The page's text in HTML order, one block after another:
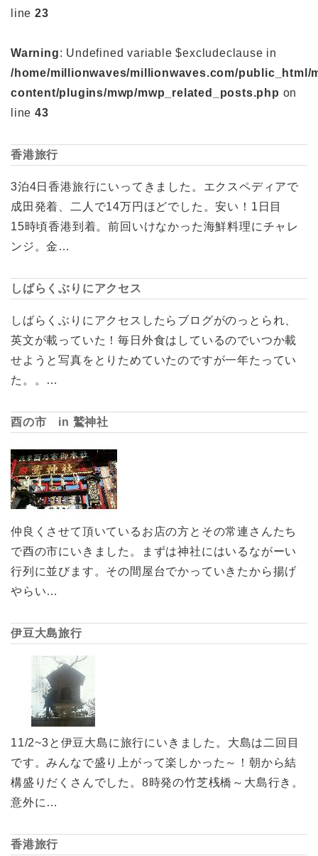
line 23
Warning: Undefined variable $excludeclause in
/home/millionwaves/millionwaves.com/public_html/
content/plugins/mwp/mwp_related_posts.php on
line 43
香港旅行
3泊4日香港旅行にいってきました。エクスペディアで
成田発着、二人で14万円ほどでした。安い！1日目
15時頃香港到着。前回いけなかった海鮮料理にチャレ
ンジ。金…
しばらくぶりにアクセス
しばらくぶりにアクセスしたらブログがのっとられ、
英文が載っていた！毎日外食はしているのでいつか載
せようと写真をとりためていたのですが一年たってい
た。。…
酉の市 in 鷲神社
仲良くさせて頂いているお店の方とその常連さんたち
で酉の市にいきました。まずは神社にはいるながーい
行列に並びます。その間屋台でかっていきたから揚げ
やらい…
伊豆大島旅行
11/2~3と伊豆大島に旅行にいきました。大島は二回目
です。みんなで盛り上がって楽しかった～！朝から結
構盛りだくさんでした。8時発の竹芝桟橋～大島行き。
意外に…
香港旅行